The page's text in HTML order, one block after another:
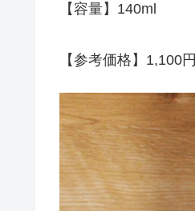
【容量】140ml
【参考価格】1,100円